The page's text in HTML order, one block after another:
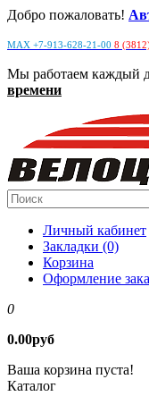
Добро пожаловать!
MAX +7-913-628-21-00 8
Мы работаем каждый
времени
Личный кабинет
Закладки (0)
Корзина
Оформление
0
0.00руб
Ваша корзина пуста!
Каталог